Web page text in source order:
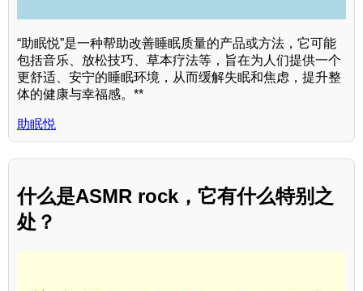
“助眠悦”是一种帮助改善睡眠质量的产品或方法，它可能
包括音乐、放松技巧、草本疗法等，旨在为人们提供一个
更舒适、安宁的睡眠环境，从而缓解失眠和焦虑，提升整
体的健康与幸福感。**
助眠悦
什么是ASMR rock，它有什么特别之
处？